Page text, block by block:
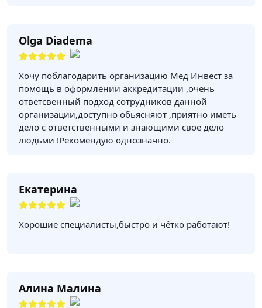
Olga Diadema
Хочу поблагодарить организацию Мед Инвест за
помощь в оформлении аккредитации ,очень
ответсвенный подход сотрудников данной
организации,доступно обьясняют ,приятно иметь
дело с ответственными и знающими свое дело
людьми !Рекомендую однозначно.
Екатерина
Хорошие специалисты,быстро и чётко работают!
Алина Малина